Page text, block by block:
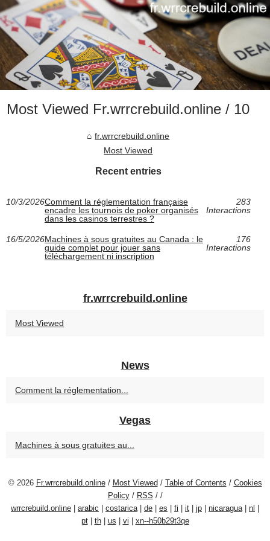
Most Viewed Fr.wrrcrebuild.online / 10
fr.wrrcrebuild.online
Most Viewed
Recent entries
10/3/2026Comment la réglementation française
encadre les tournois de poker organisés
dans les casinos terrestres ?
283
Interactions
16/5/2026Machines à sous gratuites au Canada : le
guide complet pour jouer sans
téléchargement ni inscription
176
Interactions
fr.wrrcrebuild.online
Most Viewed
News
Comment la réglementation...
Vegas
Machines à sous gratuites au...
© 2026 Fr.wrrcrebuild.online/ Most Viewed / Table of Contents / Cookies
Policy/ RSS / /
wrrcrebuild.online
arabic costarica| de es fi it jp nicaragua| nl
pt| th| us vi xn--h50b29t3qe